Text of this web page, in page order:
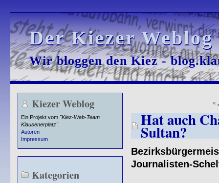
Der Kiezer
Der Kiezer
Wir bloggen den Kiez -
Wir bloggen den Kiez -
Kiezer Weblog
Ein Projekt vom "Kiez-Web-Team
Klausenerplatz".
Autoren
Impressum
Kategorien
«
Hat auch
Sultan?
Journalisten-